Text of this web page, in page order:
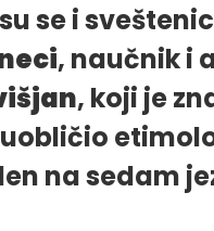
se i
, naučnik i
, koji je
na sedam